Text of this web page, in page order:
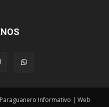
Informativo | Web